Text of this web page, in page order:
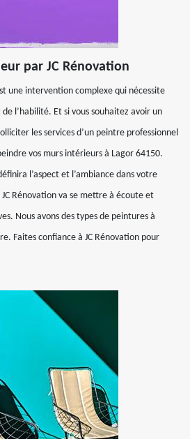
par JC Rénovation
une intervention complexe qui nécessite
l’habilité. Et si vous souhaitez avoir un
les services d’un peintre professionnel
vos murs intérieurs à Lagor 64150.
l’aspect et l’ambiance dans votre
Rénovation va se mettre à écoute et
Nous avons des types de peintures à
Faites confiance à JC Rénovation pour